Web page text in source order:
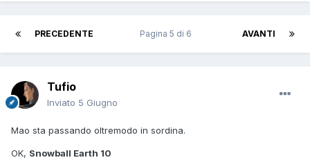
PRECEDENTE AVANTI
Pagina 5 di 6
Tufio
Inviato 5 Giugno
Mao sta passando oltremodo in sordina.
OK, Snowball Earth 10